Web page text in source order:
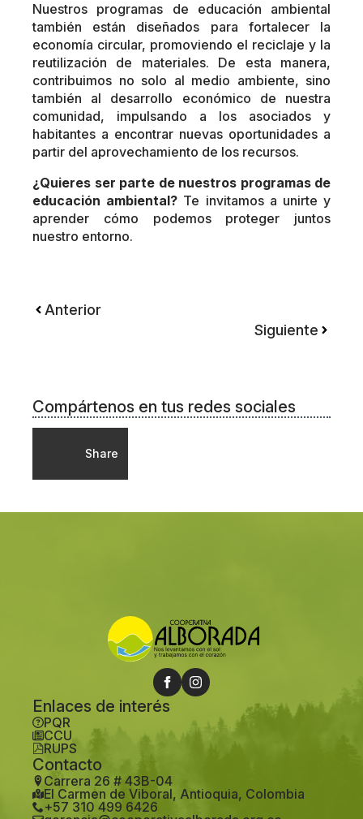
Nuestros programas de educación ambiental
también están diseñados para fortalecer la
economía circular, promoviendo el reciclaje y la
reutilización de materiales. De esta manera,
contribuimos no solo al medio ambiente, sino
también al desarrollo económico de nuestra
comunidad, impulsando a los asociados y
habitantes a encontrar nuevas oportunidades a
partir del aprovechamiento de los recursos.
¿Quieres ser parte de nuestros programas de
educación ambiental? Te invitamos a unirte y
aprender cómo podemos proteger juntos
nuestro entorno.
Anterior
Siguiente
Compártenos en tus redes sociales
Share
Enlaces de interés
PQR
CCU
RUPS
Contacto
Carrera 26 # 43B-04
El Carmen de Viboral, Antioquia, Colombia
+57 310 499 6426